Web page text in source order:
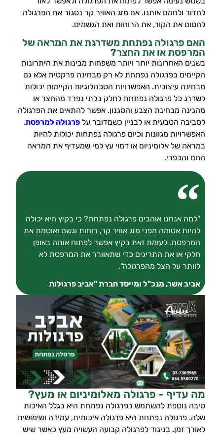
לחדור ולחמם אותנו. אם מזג האוויר קר נסגור את הפרגולה
לחסום את הקור, את הרוחות ואת הגשמים.
האם פרגולה נפתחת משדרגת את המראה של
המרפסת או את החצר?
בשנים האחרונות יותר ויותר משפחות מבינות את היתרונות
הקיימים בפרגולה נפתחת לא רק מבחינה פרקטית אלא גם
מבחינה עיצובית. האפשרויות הטכנולוגיות הקיימות יכולות
לשדרג כל פרגולה נפתחת לחלק בלתי נפרד מהחצר או
מהגינה מבחינת הצבע והסגנון. אפשר להתאים את הפרגולה
לסביבה הטבעית או לבניין כשמדובר עלפרגולה למרפסת.
האפשרויות מגוונות וכיום פרגולה נפתחות יכולות להיות
במראה של אלומיניום או דמוי עץ למי שמעדיף את המראה
החם והכפרי.
"למה אנחנו אוהבים פרגולה נפתחת? כי בקיץ היא יכולה
להיות אטומה מפני מזג אוויר קר, רוחות וגשם ואוטמת את
המרפסת. לעומת זאת בקיץ אפשר לפתוח אותה באופן
חלקי או את התריגים כדי שתאוורר את המרפסת לא
לוותר על הצל מהפרגולה".
אביב אשר, מנכ"ל ומייסד חברת "אביב פרגולות
מה עדיף - פרגולה מאלומיניום או מעץ?
סיבה נוספת להשתמש בפרגולה נפתחת היא בגלל האיכות
שלה. פרגולה נפתחת היא פרגולה איכותית, עמידה ושימושית
לאורך זמן. בניגוד לפרגולה קבועה העשויה מעץ כאשר שיש